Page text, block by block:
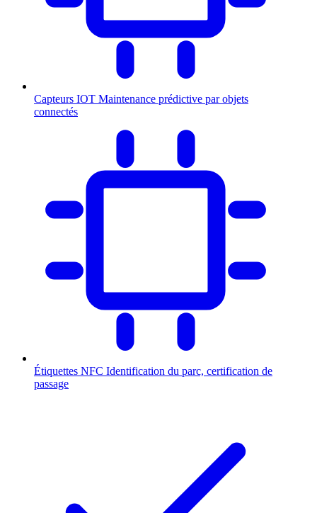
Capteurs IOT Maintenance prédictive par objets
connectés
Étiquettes NFC Identification du parc, certification de
passage